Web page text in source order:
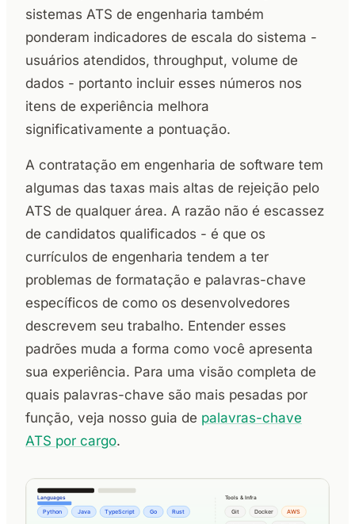
sistemas ATS de engenharia também
ponderam indicadores de escala do sistema -
usuários atendidos, throughput, volume de
dados - portanto incluir esses números nos
itens de experiência melhora
significativamente a pontuação.
A contratação em engenharia de software tem
algumas das taxas mais altas de rejeição pelo
ATS de qualquer área. A razão não é escassez
de candidatos qualificados - é que os
currículos de engenharia tendem a ter
problemas de formatação e palavras-chave
específicos de como os desenvolvedores
descrevem seu trabalho. Entender esses
padrões muda a forma como você apresenta
sua experiência. Para uma visão completa de
quais palavras-chave são mais pesadas por
função, veja nosso guia de palavras-chave
ATS por cargo.